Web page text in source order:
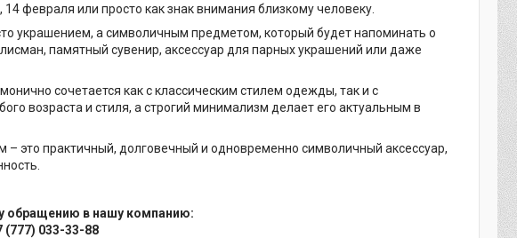
февраля или просто как знак внимания близкому человеку.
украшением, а символичным предметом, который будет напоминать о
памятный сувенир, аксессуар для парных украшений или даже
сочетается как с классическим стилем одежды, так и с
возраста и стиля, а строгий минимализм делает его актуальным в
это практичный, долговечный и одновременно символичный аксессуар,
в нашу компанию:
(777) 033-33-88